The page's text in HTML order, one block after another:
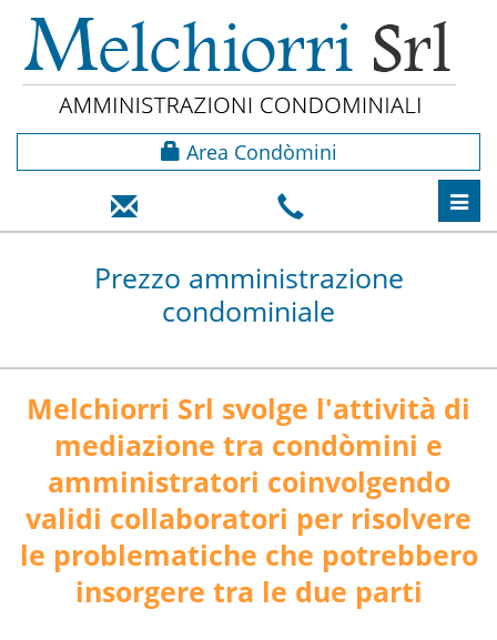
Area Condòmini
Prezzo amministrazione
condominiale
Melchiorri Srl svolge l'attività di
mediazione tra condòmini e
amministratori coinvolgendo
validi collaboratori per risolvere
le problematiche che potrebbero
insorgere tra le due parti